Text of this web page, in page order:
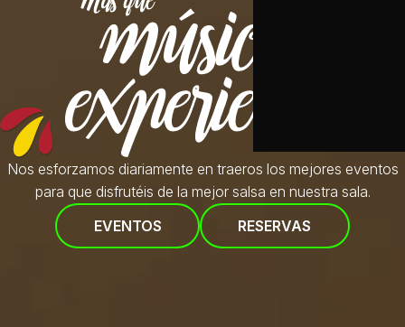
Nos esforzamos diariamente en traeros los mejores eventos
para que disfrutéis de la mejor salsa en nuestra sala.
EVENTOS
RESERVAS